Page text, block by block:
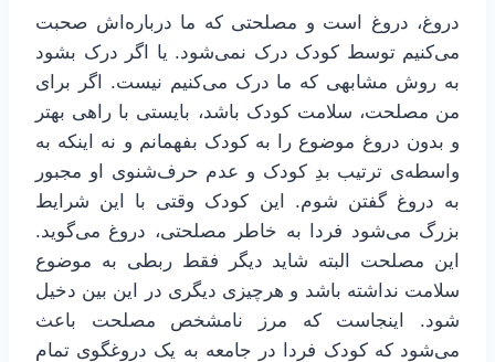
دروغ، دروغ است و مصلحتی که ما درباره‌اش صحبت
می‌کنیم توسط کودک درک نمی‌شود. یا اگر درک بشود
به روش مشابهی که ما درک می‌کنیم نیست. اگر برای
من مصلحت، سلامت کودک باشد، بایستی با راهی بهتر
و بدون دروغ موضوع را به کودک بفهمانم و نه اینکه به
واسطه‌ی ترتیب بدِ کودک و عدم حرف‌شنوی او مجبور
به دروغ گفتن شوم. این کودک وقتی با این شرایط
بزرگ می‌شود فردا به خاطر مصلحتی، دروغ می‌گوید.
این مصلحت البته شاید دیگر فقط ربطی به موضوع
سلامت نداشته باشد و هرچیزی دیگری در این بین دخیل
شود. اینجاست که مرز نامشخص مصلحت باعث
می‌شود که کودک فردا در جامعه به یک دروغگوی تمام